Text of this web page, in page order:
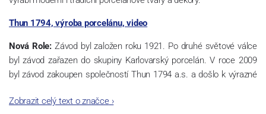
Thun 1794, výroba porcelánu, video
Nová Role: Závod byl založen roku 1921. Po druhé světové válce
byl závod zařazen do skupiny Karlovarský porcelán. V roce 2009
byl závod zakoupen společností Thun 1794 a.s. a došlo k výrazné
společnosti a v jejím areálu jsou umístěny i provoz servis a výroba
Zobrazit celý text o značce›